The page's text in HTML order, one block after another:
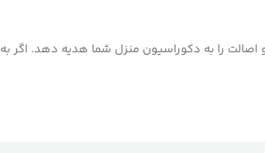
را به دکوراسیون منزل شما هدیه دهد. اگر به